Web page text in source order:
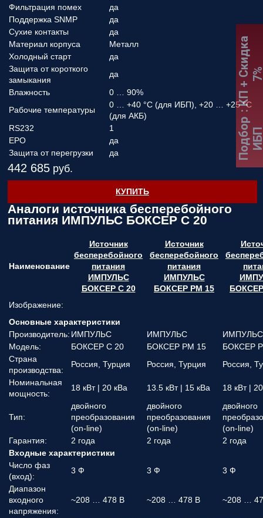
Фильтрация помех
да
Поддержка SNMP
да
Сухие контакты
да
Материал корпуса
Металл
Холодный старт
да
Защита от короткого
замыкания
да
Влажность
0 … 90%
Рабочие температуры
0 … +40 °C (для ИБП), +20 … +25 °C
(для АКБ)
RS232
1
EPO
да
Защита от перегрузки
да
442 685 руб.
КУПИТЬ
Аналоги источника бесперебойного
питания ИМПУЛЬС БОКСЕР С 20
Наименование
Источник
бесперебойного
питания
ИМПУЛЬС
БОКСЕР С 20
Источник
бесперебойного
питания
ИМПУЛЬС
БОКСЕР РМ 15
Изображение:
Основные характеристики
Производитель: ИМПУЛЬС ИМПУЛЬС
ИМПУЛЬС
Модель:
БОКСЕР С 20 БОКСЕР РМ 15
БОКСЕР
Страна
производства:
Россия, Турция Россия, Турция
Россия,
Номинальная
мощность:
18 кВт | 20 кВа 13.5 кВт | 15 кВа 18 кВт |
Тип:
двойного
преобразования
(on-line)
двойного
преобразования
(on-line)
двойного
(on-line)
Гарантия:
2 года 2 года
2 года
Входные характеристики
Число фаз
(вход):
3 Ф 3 Ф
3 Ф
Диапазон
входного
напряжения:
~208 … 478 В ~208 … 478 В ~208 …
Подбор
:
К
П
+
С
к
и
д
к
а
7